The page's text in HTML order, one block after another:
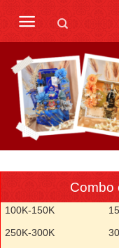
content
Combo
100K-150K
250K-300K